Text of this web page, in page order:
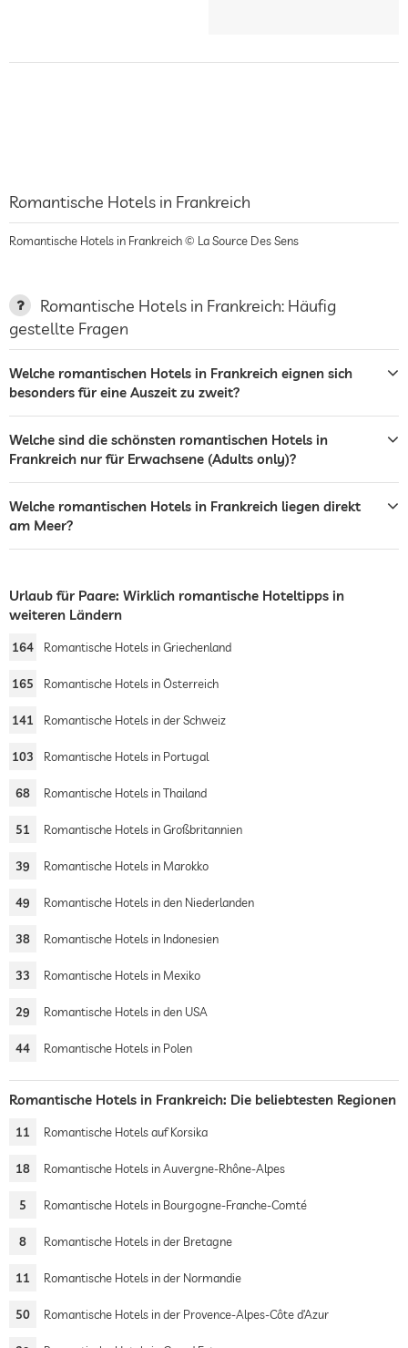
Romantische Hotels in Frankreich
Romantische Hotels in Frankreich © La Source Des Sens
Romantische Hotels in Frankreich: Häufig
gestellte Fragen
Welche romantischen Hotels in Frankreich eignen sich
besonders für eine Auszeit zu zweit?
Welche sind die schönsten romantischen Hotels in
Frankreich nur für Erwachsene (Adults only)?
Welche romantischen Hotels in Frankreich liegen direkt
am Meer?
Urlaub für Paare: Wirklich romantische Hoteltipps in
weiteren Ländern
164 Romantische Hotels in Griechenland
165 Romantische Hotels in Österreich
141 Romantische Hotels in der Schweiz
103 Romantische Hotels in Portugal
68 Romantische Hotels in Thailand
51 Romantische Hotels in Großbritannien
39 Romantische Hotels in Marokko
49 Romantische Hotels in den Niederlanden
38 Romantische Hotels in Indonesien
33 Romantische Hotels in Mexiko
29 Romantische Hotels in den USA
44 Romantische Hotels in Polen
Romantische Hotels in Frankreich: Die beliebtesten Regionen
11 Romantische Hotels auf Korsika
18 Romantische Hotels in Auvergne-Rhône-Alpes
5 Romantische Hotels in Bourgogne-Franche-Comté
8 Romantische Hotels in der Bretagne
11 Romantische Hotels in der Normandie
50 Romantische Hotels in der Provence-Alpes-Côte d’Azur